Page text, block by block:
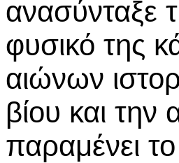
ανασύνταξε
φυσικό της
αιώνων
βίου και
παραμένει